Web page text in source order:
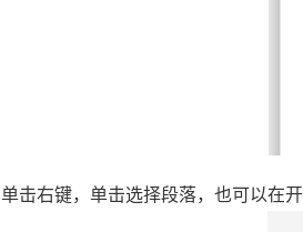
单击右键，单击选择段落，也可以在